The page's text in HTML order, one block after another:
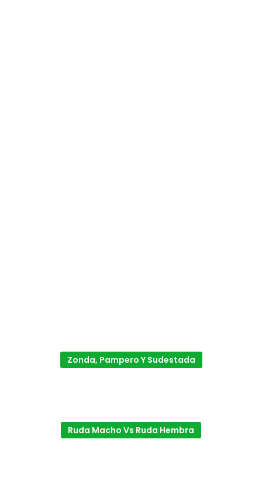
Zonda, Pampero Y Sudestada
Ruda Macho Vs Ruda Hembra